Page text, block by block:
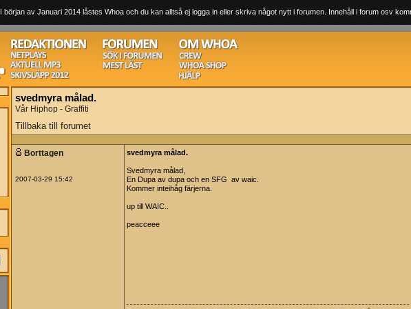
I början av Januari 2014 låstes Whoa och du kan alltså ej logga in eller skriva något nytt i forumen. Innehåll i forum osv
svedmyra målad.
Vår Hiphop - Graffiti
Tillbaka till forumet
Borttagen
2007-03-29 15:42
svedmyra målad.
Svedmyra målad,
En Dupa av dupa och en SFG av waic.
Kommer inteihåg färjerna.
up till WAIC..
peacceee